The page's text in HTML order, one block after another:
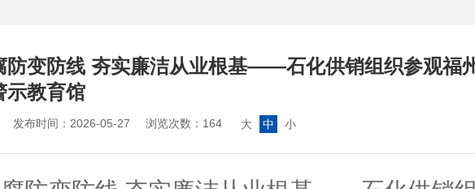
防变防线 夯实廉洁从业根基——石化供销组织参观福
示教育馆
发布时间：2026-05-27 浏览次数：164 大 中 小